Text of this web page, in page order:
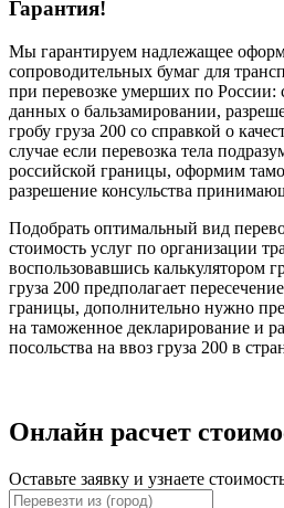
Гарантия!
Мы гарантируем надлежащее
сопроводительных бумаг для
при перевозке умерших по России:
данных о бальзамировании,
гробу груза 200 со справкой о
случае если перевозка тела
российской границы, оформим
разрешение консульства
Подобрать оптимальный вид
стоимость услуг по организации
воспользовавшись калькулятором
груза 200 предполагает
границы, дополнительно нужно
на таможенное декларирование и
посольства на ввоз груза 200 в
Онлайн расчет
Оставьте заявку и узнаете